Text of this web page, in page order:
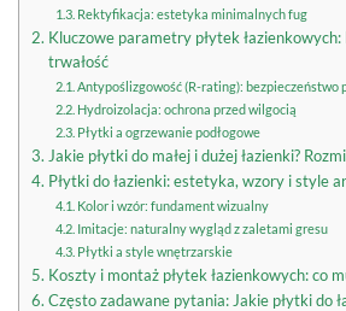
Rektyfikacja: estetyka minimalnych fug
Kluczowe parametry płytek
trwałość
Antypoślizgowość (R-rating): bezpieczeństwo
Hydroizolacja: ochrona przed wilgocią
Płytki a ogrzewanie podłogowe
Jakie płytki do małej i dużej łazienki?
Płytki do łazienki: estetyka, wzory i style
Kolor i wzór: fundament wizualny
Imitacje: naturalny wygląd z zaletami gresu
Płytki a style wnętrzarskie
Koszty i montaż płytek łazienkowych: co
Często zadawane pytania: Jakie płytki do